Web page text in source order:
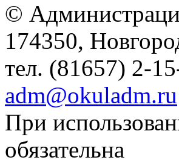
©
174350,
тел. (81657) 2-
adm@okuladm.ru
При
обязательна